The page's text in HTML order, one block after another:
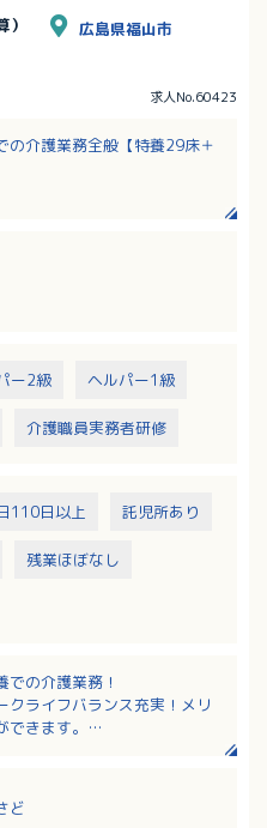
広島県福山市
求人No.60423
の介護業務全般【特養29床＋
ー2級 ヘルパー1級
介護職員実務者研修
110日以上 託児所あり
残業ほぼなし
での介護業務！
クライフバランス充実！メリ
きます。
業時間の変更、学校行事や子
可能。
ど